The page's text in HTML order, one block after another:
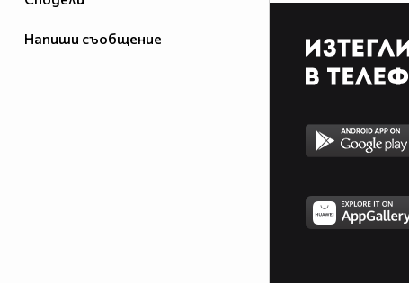
Напиши съобщение